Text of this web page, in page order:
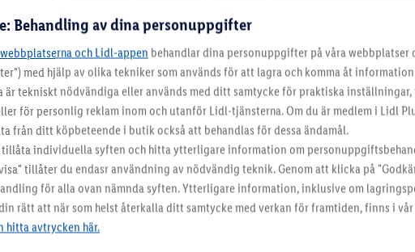
på förskolan eller i kyrkan. De vanligaste sångerna som
luciasånger:
Lucia
var en stalledräng
lelle
tändas tusen juleljus
stjärna
mitt vinterland
natt
Behandling av dina personuppgifter
och Lidl-appen behandlar dina personuppgifter på våra webbplatser
med hjälp av olika tekniker som används för att lagra och komma åt
är tekniskt nödvändiga eller används med ditt samtycke för praktiska
för personlig reklam inom och utanför Lidl-tjänsterna. Om du är medlem i Lidl
från ditt köpbeteende i butik också att behandlas för dessa ändamål.
tillåta individuella syften och hitta ytterligare information om
tillåter du endasr användning av nödvändig teknik. Genom att klicka på
för alla ovan nämnda syften. Ytterligare information, inklusive om
rätt att när som helst återkalla ditt samtycke med verkan för framtiden, finns i vår
hitta avtrycken här.